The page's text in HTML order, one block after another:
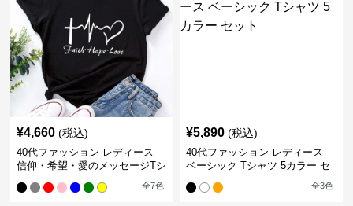
¥4,660 (税込)
40代ファッション レディース
信仰・希望・愛のメッセージTシ
全7色
¥5,890 (税込)
40代ファッション レディース
ベーシック Tシャツ 5カラー セ
全3色